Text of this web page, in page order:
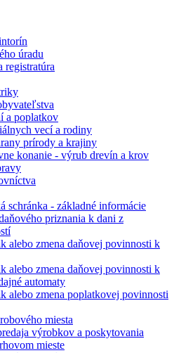
úradu
registratúra
a poplatkov
vecí a rodiny
prírody a krajiny
konanie - výrub drevín a krov
schránka - základné informácie
priznania k dani z
alebo zmena daňovej povinnosti k
alebo zmena daňovej povinnosti k
automaty
alebo zmena poplatkovej povinnosti
miesta
výrobkov a poskytovania
mieste